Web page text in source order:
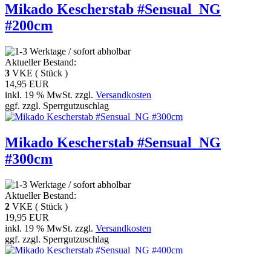
Mikado Kescherstab #Sensual_NG
#200cm
Aktueller Bestand:
3 VKE ( Stück )
14,95 EUR
inkl. 19 % MwSt. zzgl. Versandkosten
ggf. zzgl. Sperrgutzuschlag
Mikado Kescherstab #Sensual_NG
#300cm
Aktueller Bestand:
2 VKE ( Stück )
19,95 EUR
inkl. 19 % MwSt. zzgl. Versandkosten
ggf. zzgl. Sperrgutzuschlag